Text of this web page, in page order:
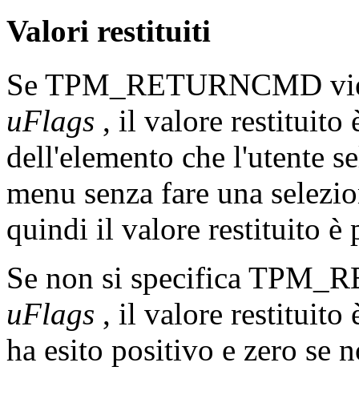
Valori restituiti
Se TPM_RETURNCMD
uFlags , il valore restituito
dell'elemento che l'utente
menu senza fare una
quindi il valore restituito è
Se non si specifica
uFlags , il valore restituito
ha esito positivo e zero se